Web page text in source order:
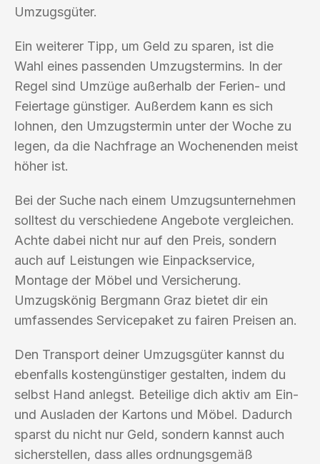
Umzugsgüter.
Ein weiterer Tipp, um Geld zu sparen, ist die
Wahl eines passenden Umzugstermins. In der
Regel sind Umzüge außerhalb der Ferien- und
Feiertage günstiger. Außerdem kann es sich
lohnen, den Umzugstermin unter der Woche zu
legen, da die Nachfrage an Wochenenden meist
höher ist.
Bei der Suche nach einem Umzugsunternehmen
solltest du verschiedene Angebote vergleichen.
Achte dabei nicht nur auf den Preis, sondern
auch auf Leistungen wie Einpackservice,
Montage der Möbel und Versicherung.
Umzugskönig Bergmann Graz bietet dir ein
umfassendes Servicepaket zu fairen Preisen an.
Den Transport deiner Umzugsgüter kannst du
ebenfalls kostengünstiger gestalten, indem du
selbst Hand anlegst. Beteilige dich aktiv am Ein-
und Ausladen der Kartons und Möbel. Dadurch
sparst du nicht nur Geld, sondern kannst auch
sicherstellen, dass alles ordnungsgemäß